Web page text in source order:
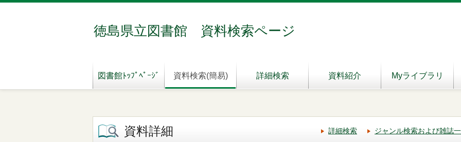
徳島県立図書館 資料検索ページ
図書館ﾄｯﾌﾟﾍﾟｰｼﾞ 資料検索(簡易) 詳細検索 資料紹介 Myライブラリ
資料詳細 詳細検索 ジャンル検索および雑誌